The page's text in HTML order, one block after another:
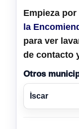
Empieza por
la
para ver
de contacto
Otros
Íscar